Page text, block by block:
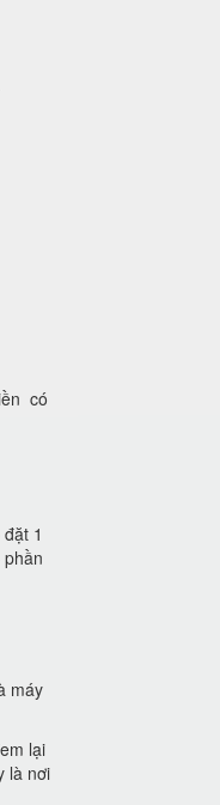
có
1
máy
lại
là nơi